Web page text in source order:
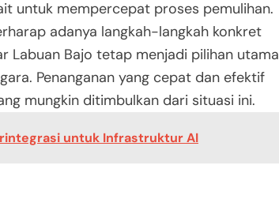
untuk mempercepat proses pemulihan.
adanya langkah-langkah konkret
Labuan Bajo tetap menjadi pilihan utama
Penanganan yang cepat dan efektif
mungkin ditimbulkan dari situasi ini.
untuk Infrastruktur AI